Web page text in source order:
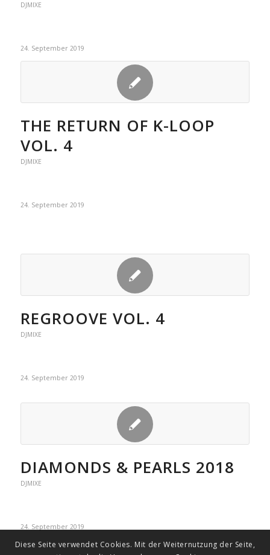
DJMIXE
24. September 2019
THE RETURN OF K-LOOP
VOL. 4
DJMIXE
24. September 2019
REGROOVE VOL. 4
DJMIXE
24. September 2019
DIAMONDS & PEARLS 2018
DJMIXE
24. September 2019
Diese Seite verwendet Cookies. Mit der Weiternutzung der Seite,